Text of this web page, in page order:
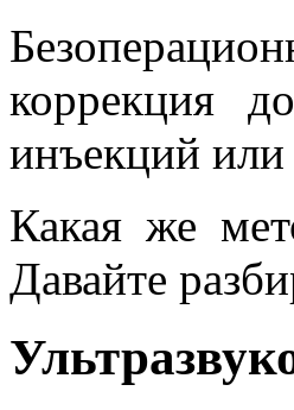
коррекция
инъекций или
Какая же
Давайте